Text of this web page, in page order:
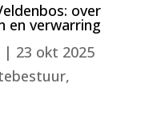
over
en verwarring
| 23 okt 2025
,